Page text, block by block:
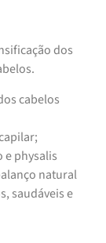
dos
cabelos
e physalis
natural
saudáveis e